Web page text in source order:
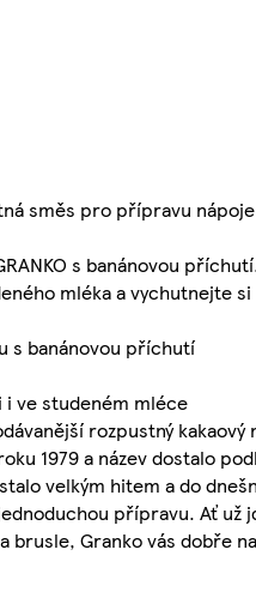
směs pro přípravu
s banánovou
mléka a vychutnejte
s banánovou příchutí
ve studeném mléce
rozpustný kakaový
1979 a název dostalo
velkým hitem a do
přípravu. Ať už
brusle, Granko vás dobře